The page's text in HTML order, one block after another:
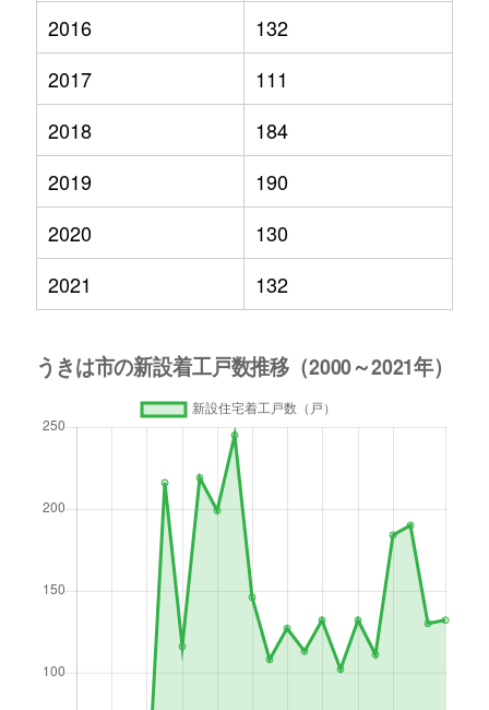
2016
132
2017
111
2018
184
2019
190
2020
130
2021
132